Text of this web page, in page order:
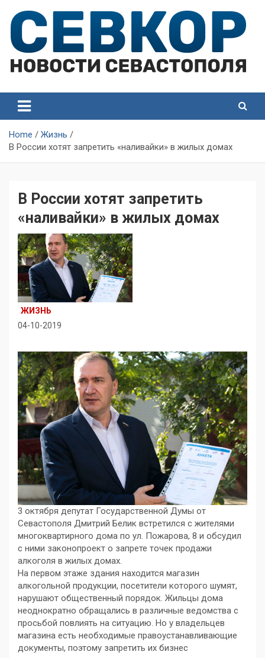
content
Севастополя
Севастополя
Home
Жизнь
В России хотят запретить «наливайки» в жилых домах
В России хотят запретить
«наливайки» в жилых домах
ЖИЗНЬ
04-10-2019
3 октября депутат Государственной Думы от
Севастополя Дмитрий Белик встретился с жителями
многоквартирного дома по ул. Пожарова, 8 и обсудил
с ними законопроект о запрете точек продажи
алкоголя в жилых домах.
На первом этаже здания находится магазин
алкогольной продукции, посетители которого шумят,
нарушают общественный порядок. Жильцы дома
неоднократно обращались в различные ведомства с
просьбой повлиять на ситуацию. Но у владельцев
магазина есть необходимые правоустанавливающие
документы, поэтому запретить их бизнес